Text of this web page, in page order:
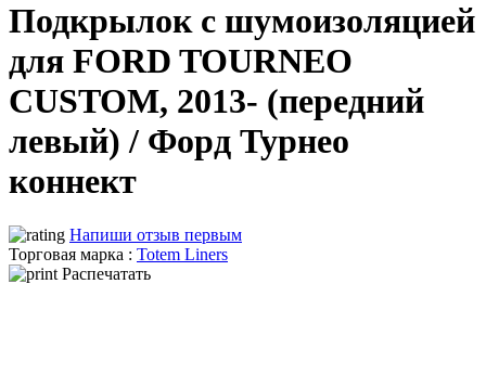
Подкрылок с шумоизоляцией
для FORD TOURNEO
CUSTOM, 2013- (передний
левый) / Форд Турнео
коннект
Напиши отзыв первым
Торговая марка : Totem Liners
Распечатать